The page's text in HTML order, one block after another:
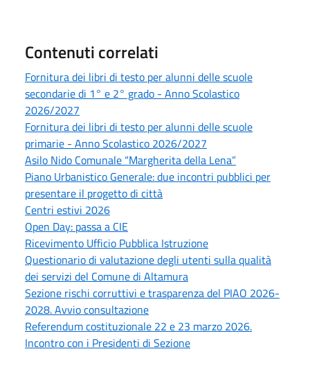
Contenuti correlati
Fornitura dei libri di testo per alunni delle scuole
secondarie di 1° e 2° grado - Anno Scolastico
2026/2027
Fornitura dei libri di testo per alunni delle scuole
primarie - Anno Scolastico 2026/2027
Asilo Nido Comunale “Margherita della Lena”
Piano Urbanistico Generale: due incontri pubblici per
presentare il progetto di città
Centri estivi 2026
Open Day: passa a CIE
Ricevimento Ufficio Pubblica Istruzione
Questionario di valutazione degli utenti sulla qualità
dei servizi del Comune di Altamura
Sezione rischi corruttivi e trasparenza del PIAO 2026-
2028. Avvio consultazione
Referendum costituzionale 22 e 23 marzo 2026.
Incontro con i Presidenti di Sezione